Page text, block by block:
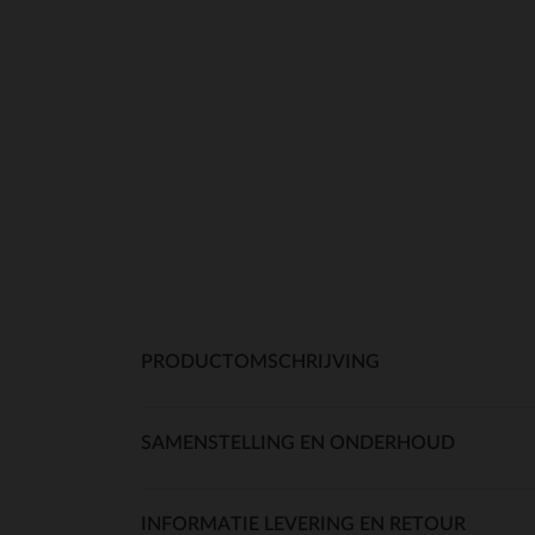
PRODUCTOMSCHRIJVING
SAMENSTELLING EN ONDERHOUD
INFORMATIE LEVERING EN RETOUR